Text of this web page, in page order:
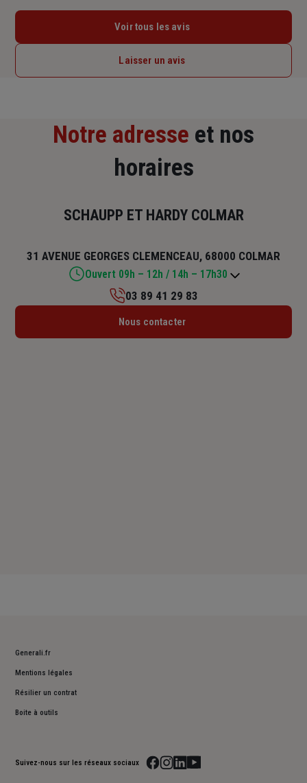
Voir tous les avis
Laisser un avis
Notre adresse et nos
horaires
SCHAUPP ET HARDY COLMAR
31 AVENUE GEORGES CLEMENCEAU, 68000 COLMAR
Ouvert 09h – 12h / 14h – 17h30
Lundi : 09h – 12h / 14h – 17h30
03 89 41 29 83
Nous contacter
Generali.fr
Mentions légales
Résilier un contrat
Boite à outils
Suivez-nous sur les réseaux sociaux